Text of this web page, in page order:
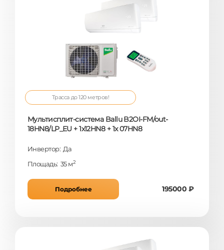
Трасса до 120 метров!
Мультисплит-система Ballu B2OI-FM/out-
18HN8/LP_EU + 1x12HN8 + 1x 07HN8
Инвертор: Да
Площадь: 35 м2
Подробнее 195000 ₽